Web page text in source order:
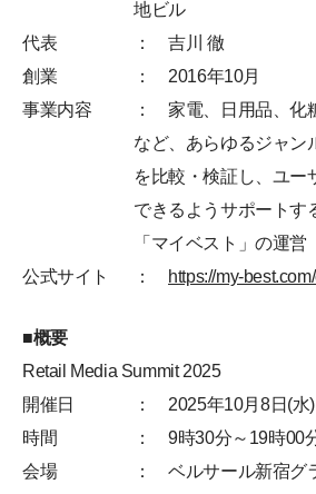
地ビル
代表
： 吉川 徹
創業
： 2016年10月
事業内容
： 家電、日用品、化
など、あらゆるジャン
を比較・検証し、ユー
できるようサポートす
「マイベスト」の運営
公式サイト
： https://my-
■概要
Retail Media Summit 2025
開催日
： 2025年10月8日(水
時間
： 9時30分～19時00
会場
： ベルサール新宿グ